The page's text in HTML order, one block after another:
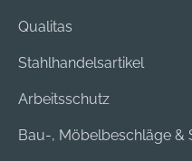
Qualitas
Stahlhandelsartikel
Arbeitsschutz
Bau-, Möbelbeschläge &